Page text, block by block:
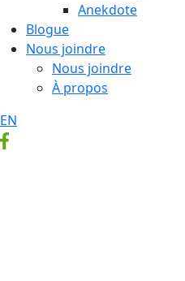
Anekdote
Blogue
Nous joindre
Nous joindre
À propos
EN